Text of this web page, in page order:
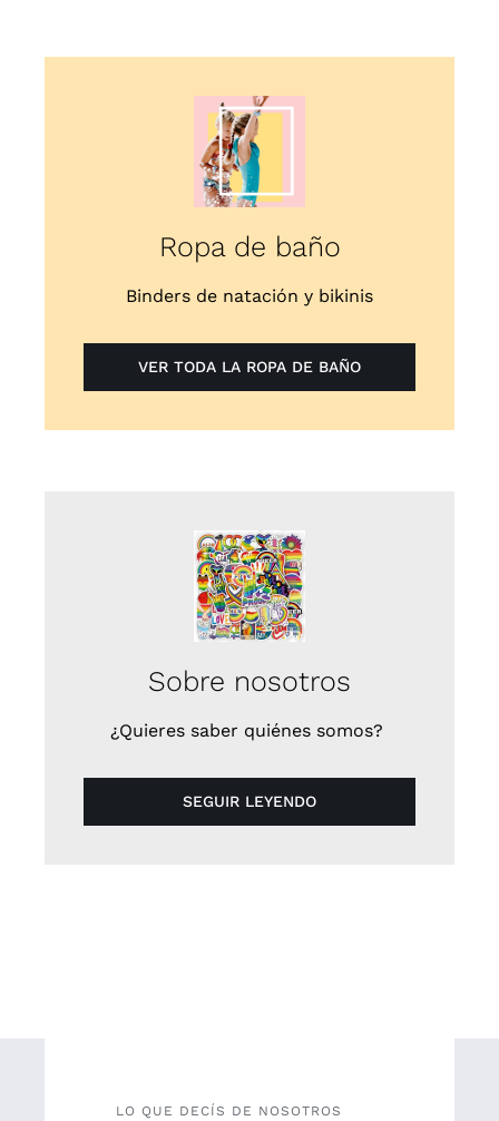
Ropa de baño
Binders de natación y bikinis
VER TODA LA ROPA DE BAÑO
Sobre nosotros
¿Quieres saber quiénes somos?
SEGUIR LEYENDO
LO QUE DECÍS DE NOSOTROS